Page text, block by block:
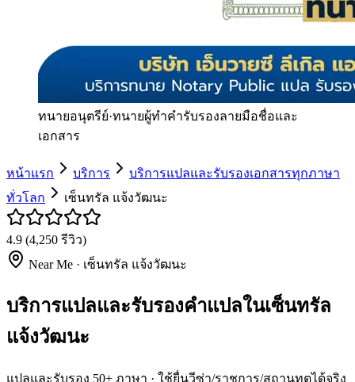
ทนายอนุตรีย์·ทนายผู้ทำคำรับรองลายมือชื่อและ
เอกสาร
หน้าแรก บริการ
บริการแปลและรับรองเอกสารทุกภาษา
ทั่วโลก
เซ็นทรัล แจ้งวัฒนะ
4.9 (4,250 รีวิว)
Near Me · เซ็นทรัล แจ้งวัฒนะ
บริการแปลและรับรองคำแปลในเซ็นทรัล
แจ้งวัฒนะ
แปลและรับรอง 50+ ภาษา · ใช้ยื่นวีซ่า/ราชการ/สถานทูตได้จริง